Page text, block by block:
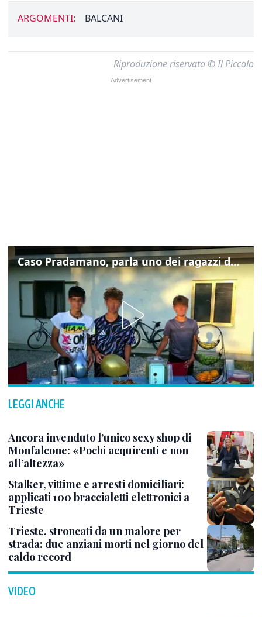
ARGOMENTI: BALCANI
Riproduzione riservata © Il Piccolo
Caso Pradamano, parla uno dei ragazzi denunciati per la limonata: "Volevo anche aiutare i miei"
LEGGI ANCHE
Ancora invenduto l’unico sexy shop di
Monfalcone: «Pochi acquirenti e non
all’altezza»
Stalker, vittime e arresti domiciliari:
applicati 100 braccialetti elettronici a
Trieste
Trieste, stroncati da un malore per
strada: due anziani morti nel giorno del
caldo record
VIDEO